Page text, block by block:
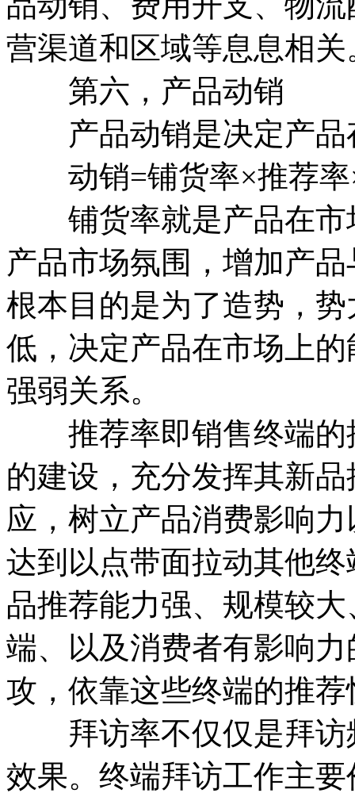
营渠道和区域等息息相关
第六，产品动销
产品动销是决定产品
动销=铺货率×推荐率
铺货率就是产品在市
产品市场氛围，增加产
根本目的是为了造势，
低，决定产品在市场上
强弱关系。
推荐率即销售终端的
的建设，充分发挥其新
应，树立产品消费影响
达到以点带面拉动其他
品推荐能力强、规模较
端、以及消费者有影响
攻，依靠这些终端的推
拜访率不仅仅是拜访
效果。终端拜访工作主